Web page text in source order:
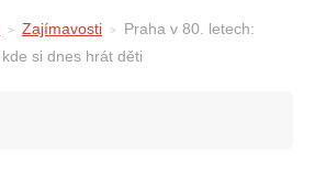
Zajímavosti
Praha v 80. letech:
si dnes hrát děti